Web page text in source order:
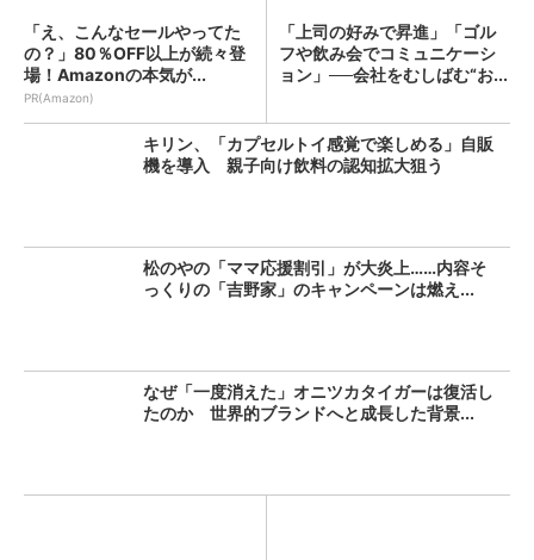
「え、こんなセールやってた
の？」80％OFF以上が続々登
場！Amazonの本気が...
PR(Amazon)
「上司の好みで昇進」「ゴル
フや飲み会でコミュニケーシ
ョン」──会社をむしばむ“お...
キリン、「カプセルトイ感覚で楽しめる」自販
機を導入 親子向け飲料の認知拡大狙う
松のやの「ママ応援割引」が大炎上……内容そ
っくりの「吉野家」のキャンペーンは燃え...
なぜ「一度消えた」オニツカタイガーは復活し
たのか 世界的ブランドへと成長した背景...